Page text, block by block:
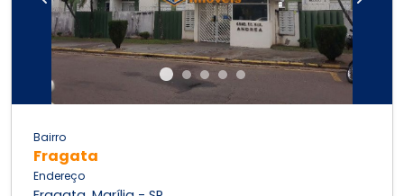
Bairro
Fragata
Endereço